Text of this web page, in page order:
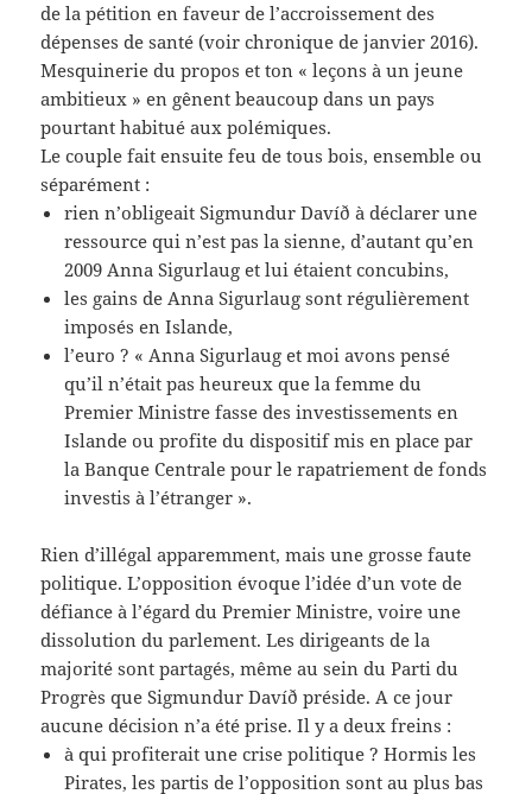
de la pétition en faveur de l’accroissement des
dépenses de santé (voir chronique de janvier 2016).
Mesquinerie du propos et ton « leçons à un jeune
ambitieux » en gênent beaucoup dans un pays
pourtant habitué aux polémiques.
Le couple fait ensuite feu de tous bois, ensemble ou
séparément :
rien n’obligeait Sigmundur Davíð à déclarer une
ressource qui n’est pas la sienne, d’autant qu’en
2009 Anna Sigurlaug et lui étaient concubins,
les gains de Anna Sigurlaug sont régulièrement
imposés en Islande,
l’euro ? « Anna Sigurlaug et moi avons pensé
qu’il n’était pas heureux que la femme du
Premier Ministre fasse des investissements en
Islande ou profite du dispositif mis en place par
la Banque Centrale pour le rapatriement de fonds
investis à l’étranger ».
Rien d’illégal apparemment, mais une grosse faute
politique. L’opposition évoque l’idée d’un vote de
défiance à l’égard du Premier Ministre, voire une
dissolution du parlement. Les dirigeants de la
majorité sont partagés, même au sein du Parti du
Progrès que Sigmundur Davíð préside. A ce jour
aucune décision n’a été prise. Il y a deux freins :
à qui profiterait une crise politique ? Hormis les
Pirates, les partis de l’opposition sont au plus bas